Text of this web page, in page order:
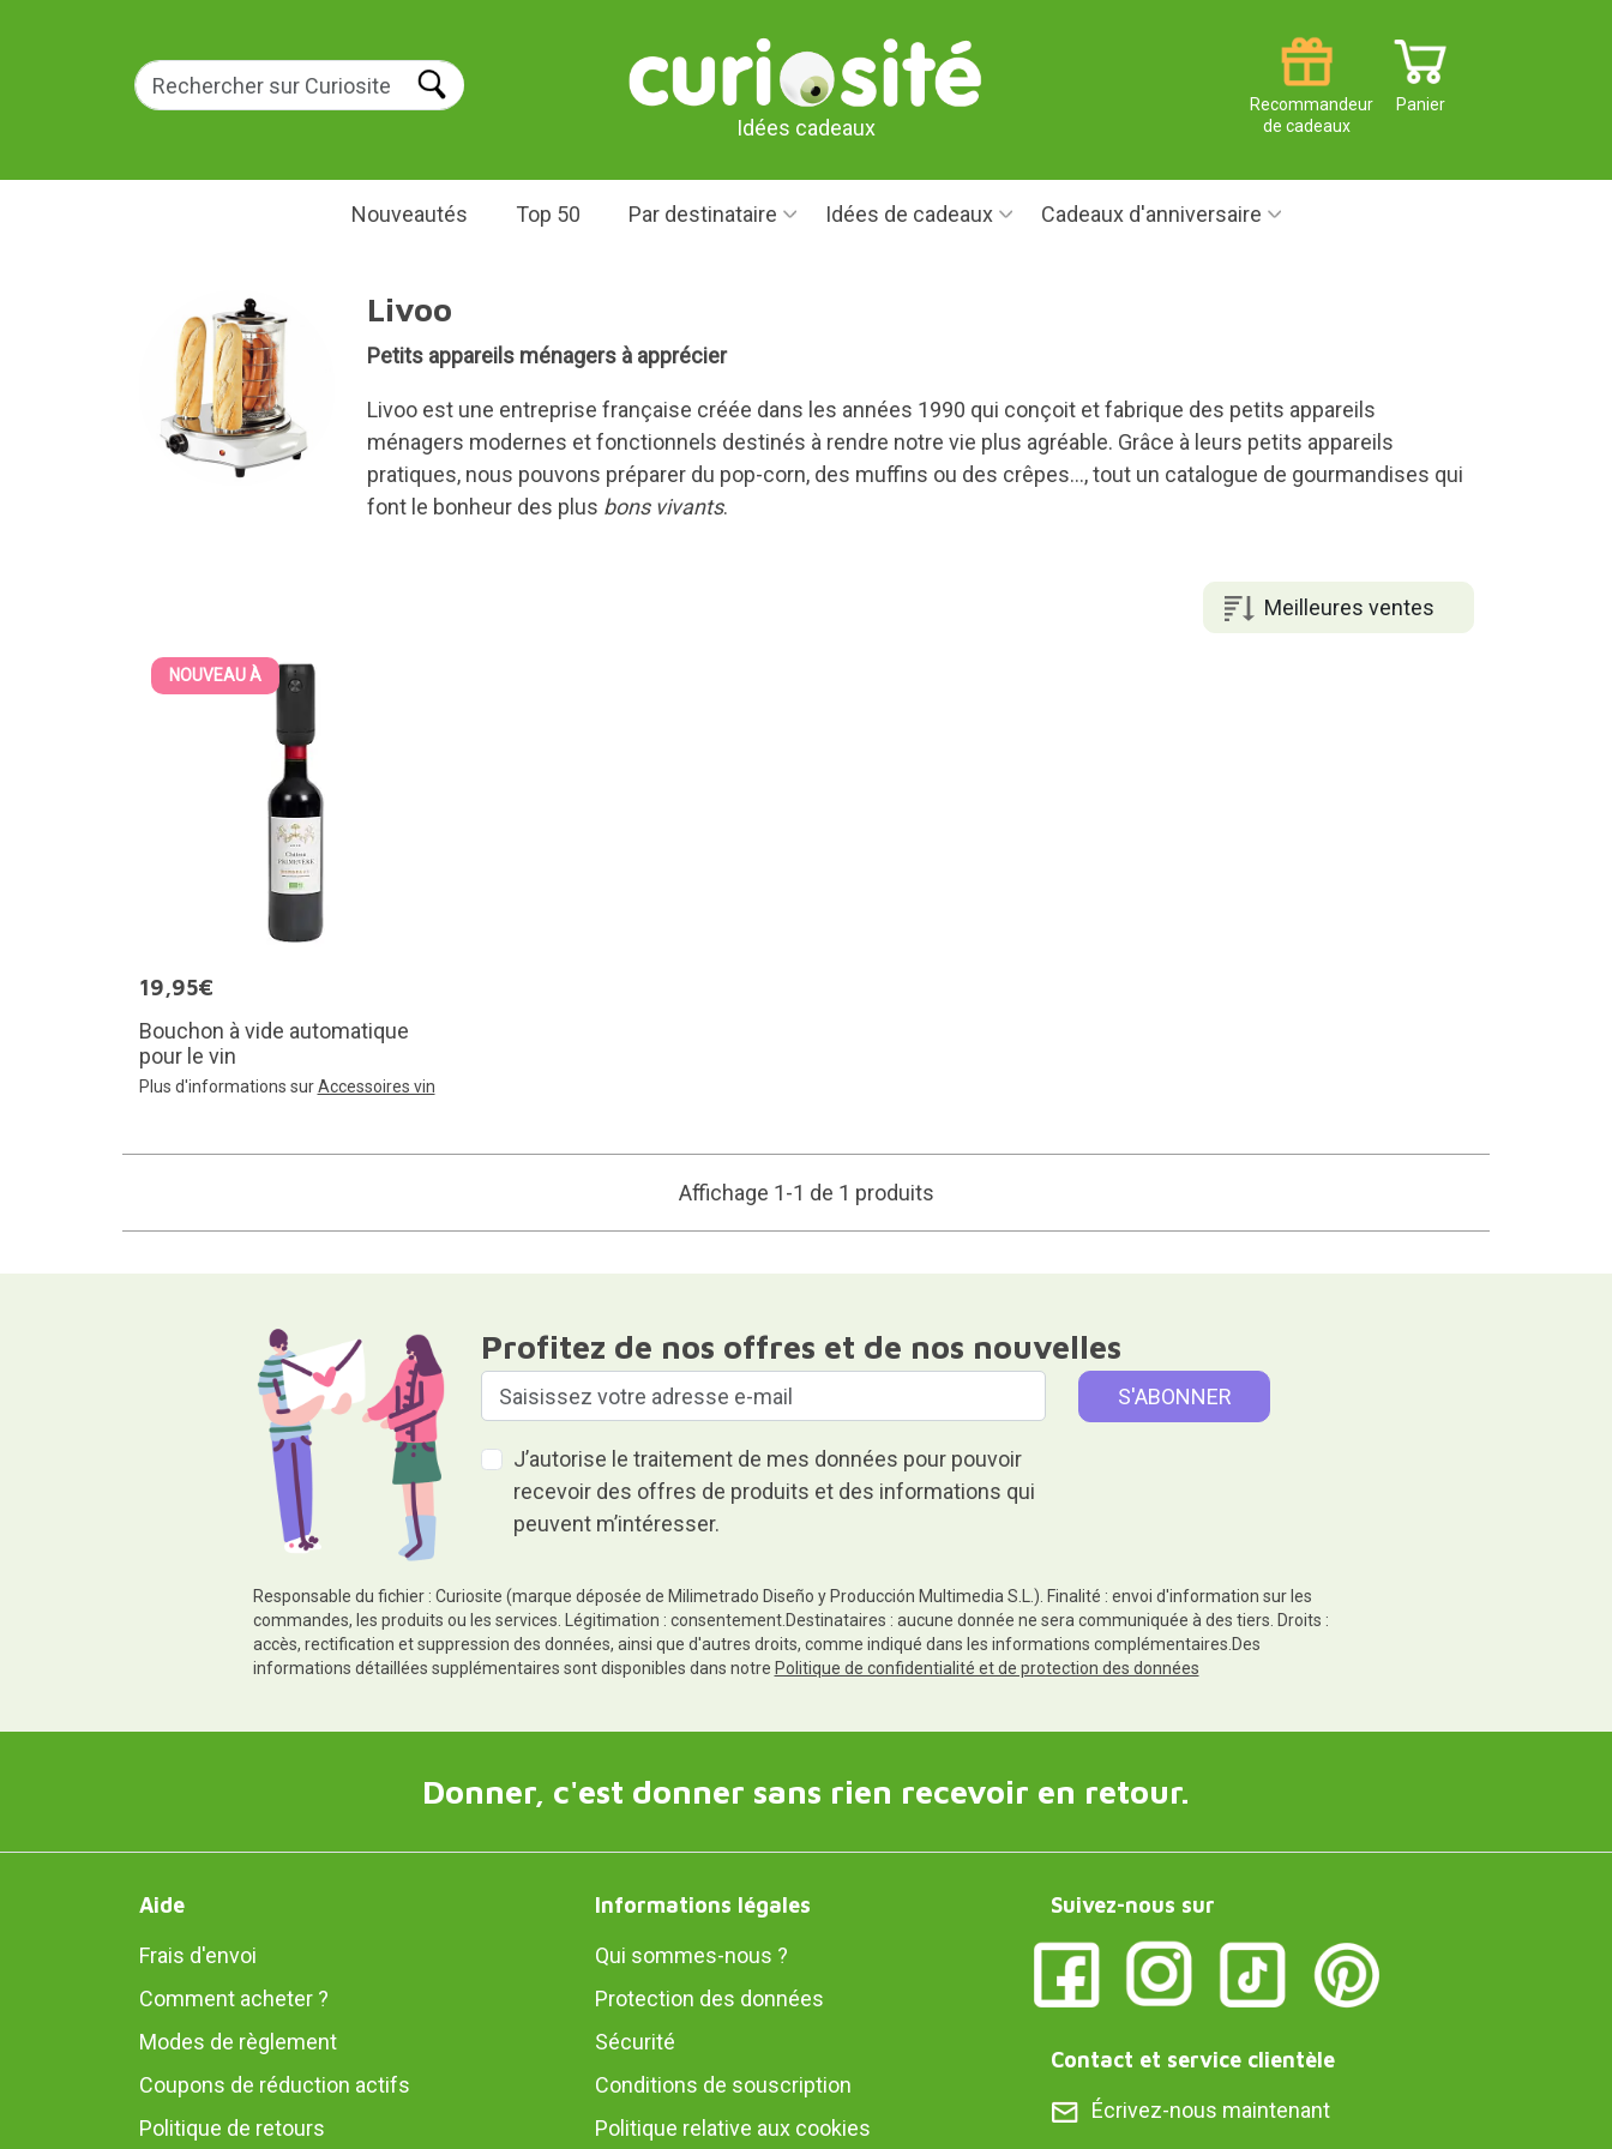
Idées cadeaux
Panier
Recommandeur
de cadeaux
Nouveautés Top 50 Par destinataire Idées de cadeaux Cadeaux d'anniversaire
Livoo
Petits appareils ménagers à apprécier
Livoo est une entreprise française créée dans les années 1990 qui conçoit et fabrique des petits appareils
ménagers modernes et fonctionnels destinés à rendre notre vie plus agréable. Grâce à leurs petits appareils
pratiques, nous pouvons préparer du pop-corn, des muffins ou des crêpes..., tout un catalogue de gourmandises qui
font le bonheur des plus bons vivants.
Meilleures ventes
NOUVEAU À
19,95€
Bouchon à vide automatique
pour le vin
Plus d'informations surAccessoires vin
Affichage 1-1 de 1 produits
Profitez de nos offres et de nos nouvelles
J’autorise le traitement de mes données pour pouvoir
recevoir des offres de produits et des informations qui
peuvent m’intéresser.
Responsable du fichier : Curiosite (marque déposée de Milimetrado Diseño y Producción Multimedia S.L.). Finalité : envoi d'information sur les
commandes, les produits ou les services. Légitimation : consentement.Destinataires : aucune donnée ne sera communiquée à des tiers. Droits :
accès, rectification et suppression des données, ainsi que d'autres droits, comme indiqué dans les informations complémentaires.Des
informations détaillées supplémentaires sont disponibles dans notre Politique de confidentialité et de protection des données
Donner, c'est donner sans rien recevoir en retour.
Aide
Frais d'envoi
Comment acheter ?
Modes de règlement
Coupons de réduction actifs
Politique de retours
Informations légales
Qui sommes-nous ?
Protection des données
Sécurité
Conditions de souscription
Politique relative aux cookies
Suivez-nous sur
Contact et service clientèle
Écrivez-nous maintenant